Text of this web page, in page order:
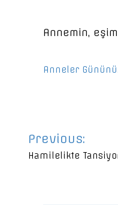
Annemin,
Anneler
Yazı
gezinmesi
Previous:
Hamilelikte